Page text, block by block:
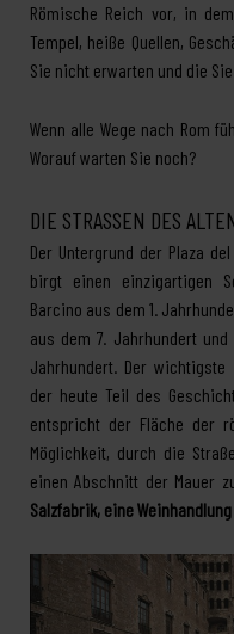
Römische Reich vor, in
Tempel, heiße Quellen,
Sie nicht erwarten und die
Wenn alle Wege nach Rom
Worauf warten Sie noch?
DIE STRASSEN DES
Der Untergrund der Plaza
birgt einen einzigartigen
Barcino aus dem 1.
aus dem 7. Jahrhundert
Jahrhundert. Der wichtigste
der heute Teil des
entspricht der Fläche der
Möglichkeit, durch die
einen Abschnitt der Mauer
Salzfabrik, eine